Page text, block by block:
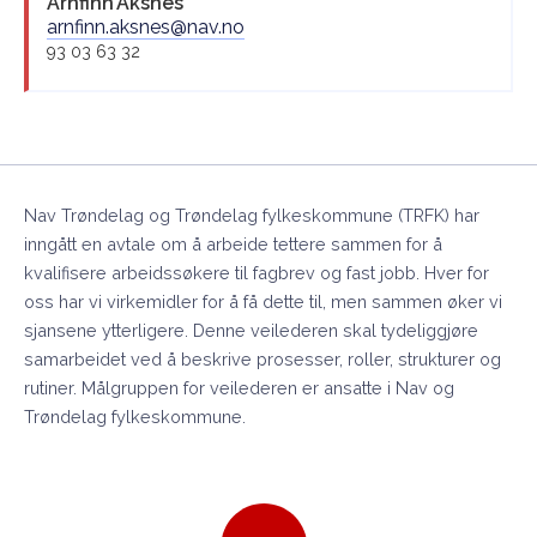
arnfinn.aksnes@nav.no
93 03 63 32
Nav Trøndelag og Trøndelag fylkeskommune (TRFK) har
inngått en avtale om å arbeide tettere sammen for å
kvalifisere arbeidssøkere til fagbrev og fast jobb. Hver for
oss har vi virkemidler for å få dette til, men sammen øker vi
sjansene ytterligere. Denne veilederen skal tydeliggjøre
samarbeidet ved å beskrive prosesser, roller, strukturer og
rutiner. Målgruppen for veilederen er ansatte i Nav og
Trøndelag fylkeskommune.